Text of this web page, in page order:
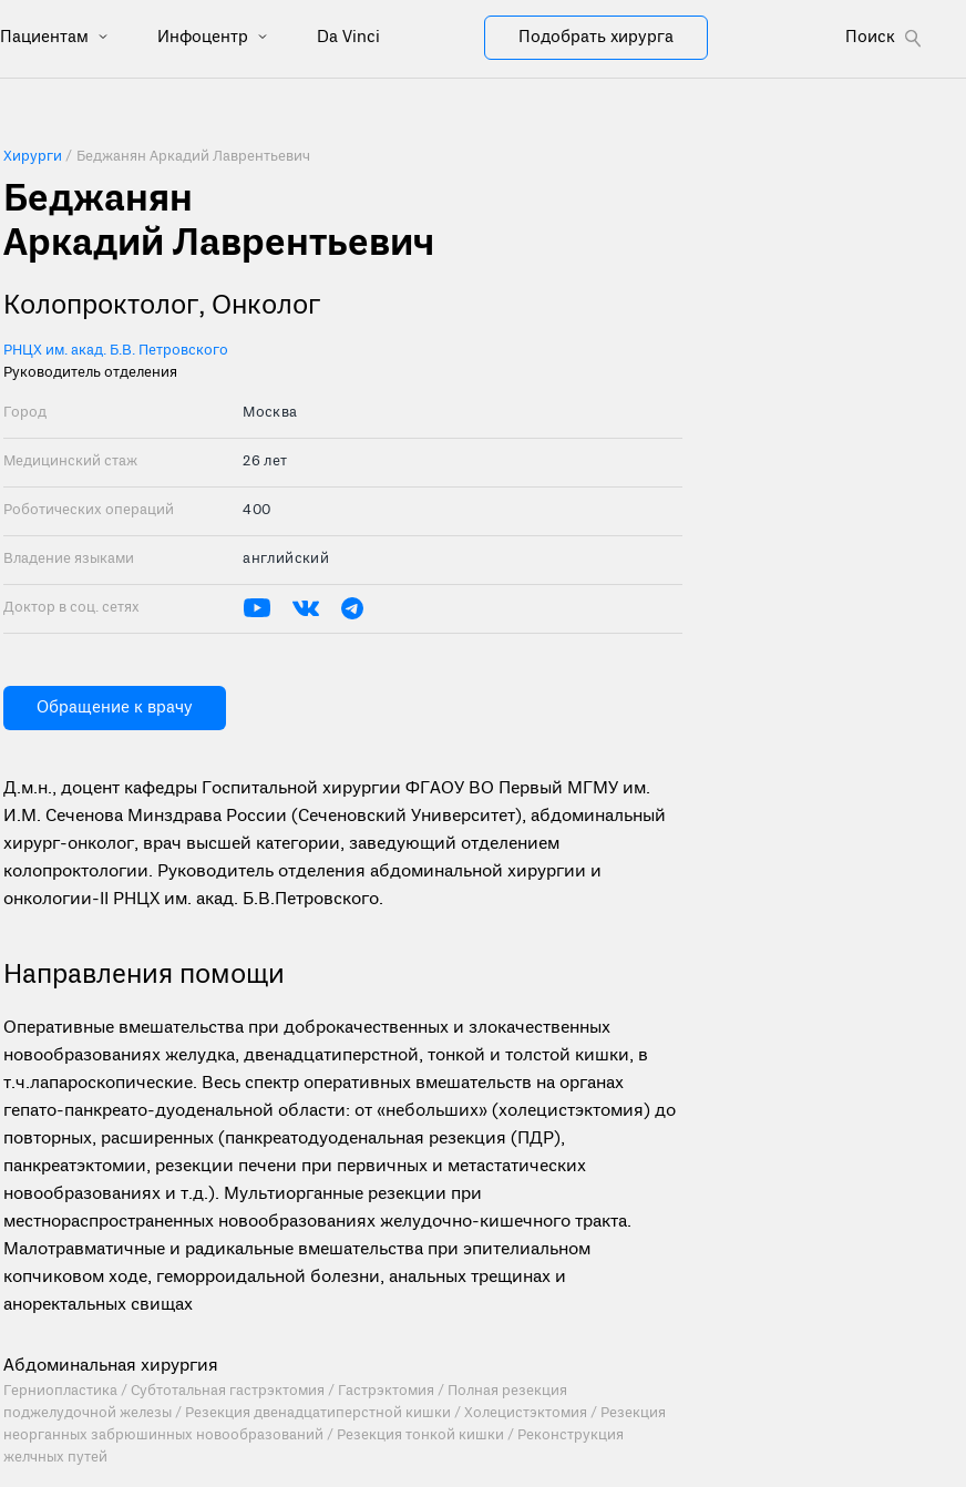
Пациентам Инфоцентр Da Vinci Подобрать хирурга Поиск
Хирурги / Беджанян Аркадий Лаврентьевич
Беджанян
Аркадий Лаврентьевич
Колопроктолог, Онколог
РНЦХ им. акад. Б.В. Петровского
Руководитель отделения
Город Москва
Медицинский стаж 26 лет
Роботических операций 400
Владение языками английский
Доктор в соц. сетях
Обращение к врачу
Д.м.н., доцент кафедры Госпитальной хирургии ФГАОУ ВО Первый МГМУ им.
И.М. Сеченова Минздрава России (Сеченовский Университет), абдоминальный
хирург-онколог, врач высшей категории, заведующий отделением
колопроктологии. Руководитель отделения абдоминальной хирургии и
онкологии-II РНЦХ им. акад. Б.В.Петровского.
Направления помощи
Оперативные вмешательства при доброкачественных и злокачественных
новообразованиях желудка, двенадцатиперстной, тонкой и толстой кишки, в
т.ч.лапароскопические. Весь спектр оперативных вмешательств на органах
гепато-панкреато-дуоденальной области: от «небольших» (холецистэктомия) до
повторных, расширенных (панкреатодуоденальная резекция (ПДР),
панкреатэктомии, резекции печени при первичных и метастатических
новообразованиях и т.д.). Мультиорганные резекции при
местнораспространенных новообразованиях желудочно-кишечного тракта.
Малотравматичные и радикальные вмешательства при эпителиальном
копчиковом ходе, геморроидальной болезни, анальных трещинах и
аноректальных свищах
Абдоминальная хирургия
Герниопластика / Субтотальная гастрэктомия / Гастрэктомия / Полная резекция
поджелудочной железы / Резекция двенадцатиперстной кишки / Холецистэктомия / Резекция
неорганных забрюшинных новообразований / Резекция тонкой кишки / Реконструкция
желчных путей